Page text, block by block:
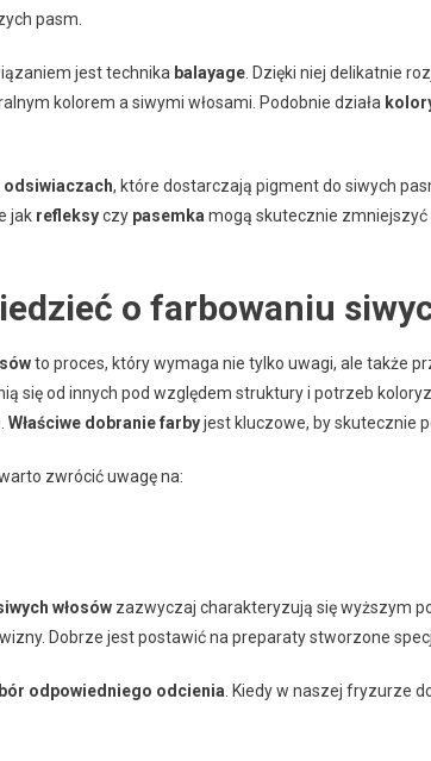
pasm.
jest technika balayage . Dzięki niej delikatnie
kolorem a siwymi włosami. Podobnie działa
odsiwiaczach, które dostarczają pigment do siwych
jak refleksyczy pasemka mogą skutecznie
o farbowaniu
to proces, który wymaga nie tylko uwagi, ale także
się od innych pod względem struktury i potrzeb
Właściwe dobranie farbyjest kluczowe, by skutecznie
zwrócić uwagę na:
włosów zazwyczaj charakteryzują się wyższym
Dobrze jest postawić na preparaty stworzone
odpowiedniego odcienia . Kiedy w naszej fryzurze